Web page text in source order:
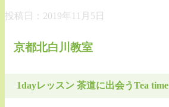
投稿日： 2019年11月5日
京都北白川教室
1dayレッスン 茶道に出会うTea time